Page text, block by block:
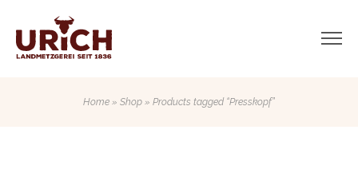
Home » Shop » Products tagged “Presskopf”